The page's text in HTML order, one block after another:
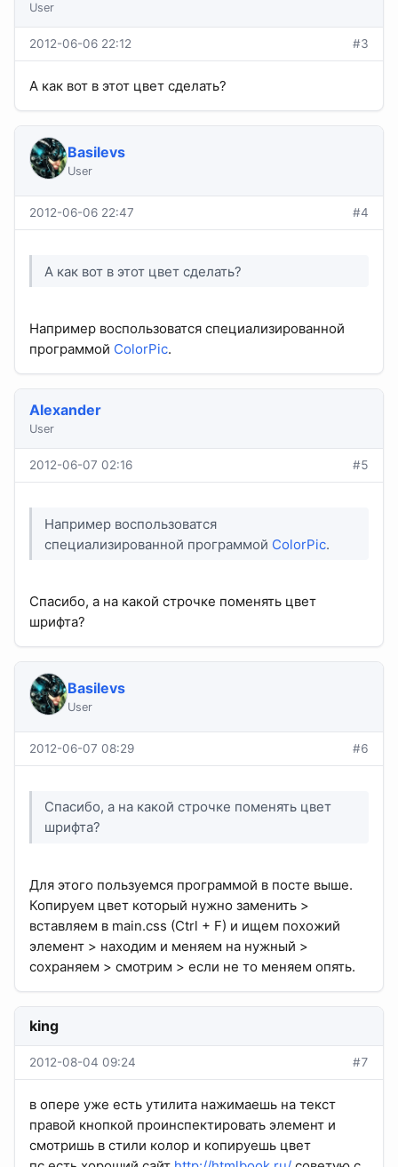
User
2012-06-06 22:12 #3
А как вот в этот цвет сделать?
Basilevs
User
2012-06-06 22:47 #4
А как вот в этот цвет сделать?
Например воспользоватся специализированной
программой ColorPic.
Alexander
User
2012-06-07 02:16 #5
Например воспользоватся
специализированной программой ColorPic.
Спасибо, а на какой строчке поменять цвет
шрифта?
Basilevs
User
2012-06-07 08:29 #6
Спасибо, а на какой строчке поменять цвет
шрифта?
Для этого пользуемся программой в посте выше.
Копируем цвет который нужно заменить >
вставляем в main.css (Ctrl + F) и ищем похожий
элемент > находим и меняем на нужный >
сохраняем > смотрим > если не то меняем опять.
king
2012-08-04 09:24 #7
в опере уже есть утилита нажимаешь на текст
правой кнопкой проинспектировать элемент и
смотришь в стили колор и копируешь цвет